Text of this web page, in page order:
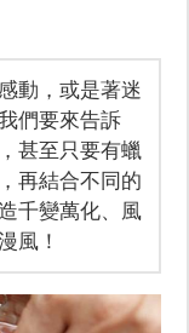
動，或是著迷
們要來告訴
甚至只要有蠟
再結合不同的
千變萬化、風
風！